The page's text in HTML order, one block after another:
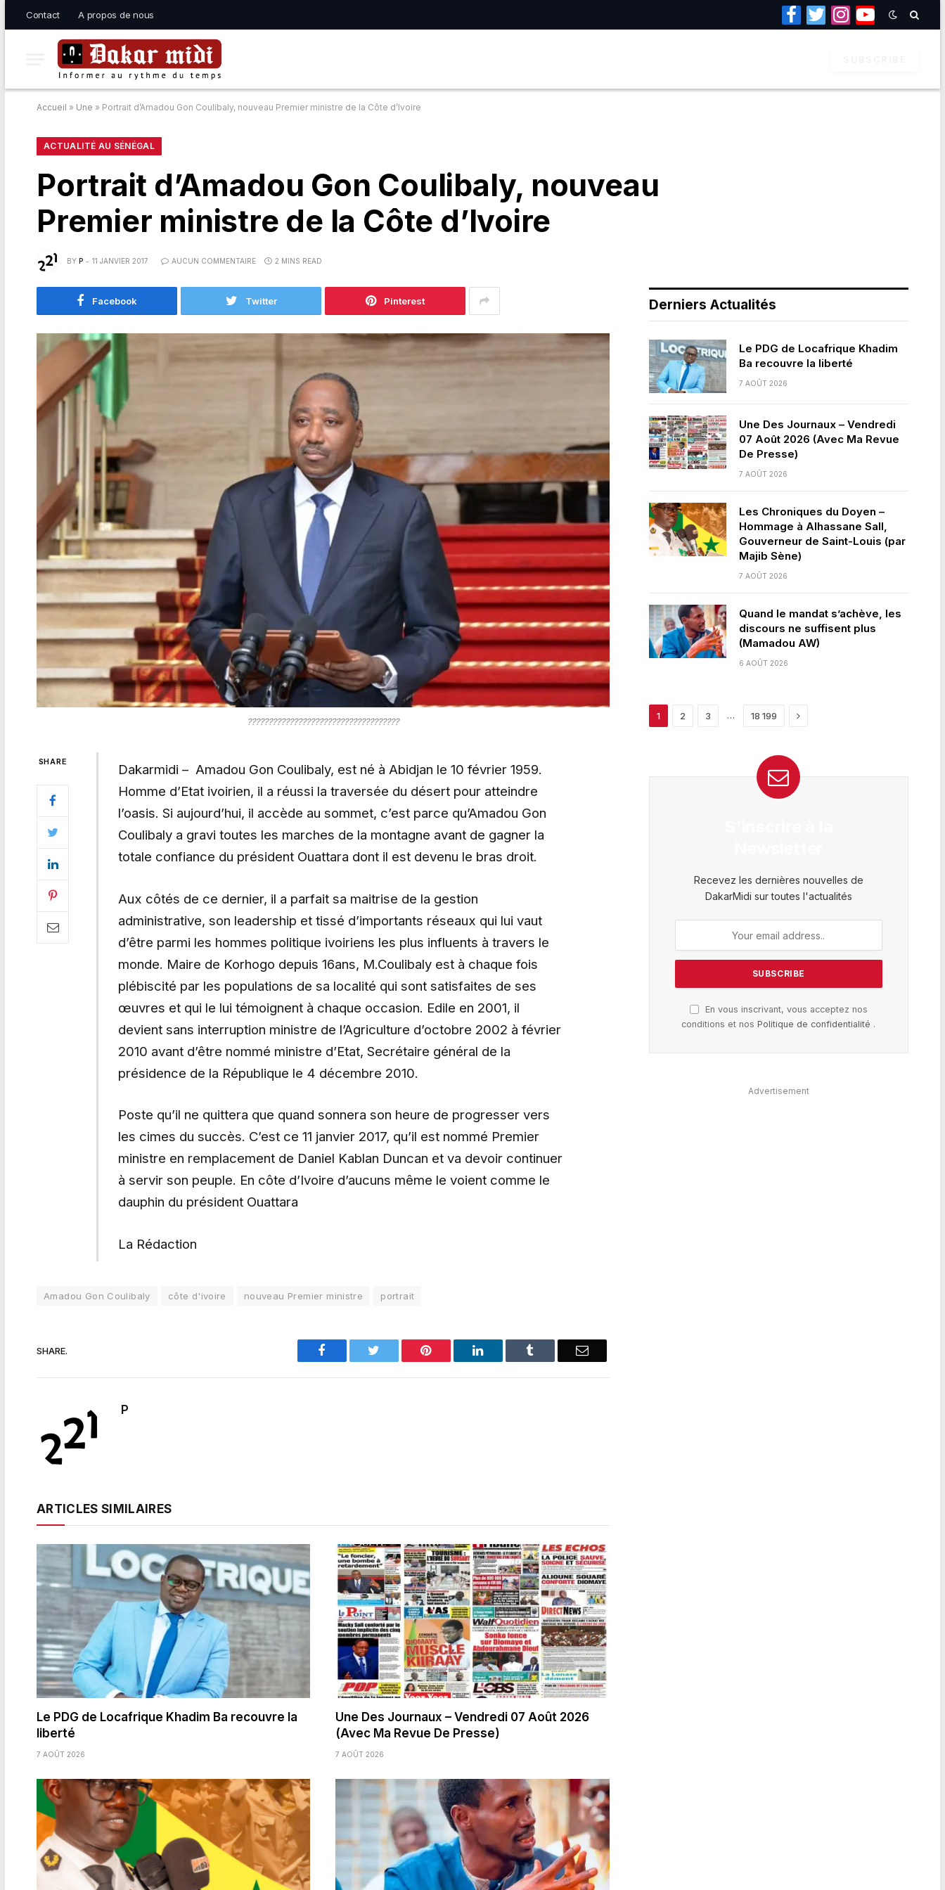
Contact A propos de nous
Facebook
TwitterInstagramYouTube
Accueil » Une » Portrait d’Amadou Gon Coulibaly, nouveau Premier ministre de la Côte d’Ivoire
ACTUALITÉ AU SÉNÉGAL
Portrait d’Amadou Gon Coulibaly, nouveau
Premier ministre de la Côte d’Ivoire
BY P 11 JANVIER 2017 AUCUN COMMENTAIRE 2 MINS READ
Facebook Twitter Pinterest
????????????????????????????????????
SHARE
Dakarmidi – Amadou Gon Coulibaly, est né à Abidjan le 10 février 1959.
Homme d’Etat ivoirien, il a réussi la traversée du désert pour atteindre
l’oasis. Si aujourd’hui, il accède au sommet, c’est parce qu’Amadou Gon
Coulibaly a gravi toutes les marches de la montagne avant de gagner la
totale confiance du président Ouattara dont il est devenu le bras droit.
Aux côtés de ce dernier, il a parfait sa maitrise de la gestion
administrative, son leadership et tissé d’importants réseaux qui lui vaut
d’être parmi les hommes politique ivoiriens les plus influents à travers le
monde. Maire de Korhogo depuis 16ans, M.Coulibaly est à chaque fois
plébiscité par les populations de sa localité qui sont satisfaites de ses
œuvres et qui le lui témoignent à chaque occasion. Edile en 2001, il
devient sans interruption ministre de l’Agriculture d’octobre 2002 à février
2010 avant d’être nommé ministre d’Etat, Secrétaire général de la
présidence de la République le 4 décembre 2010.
Poste qu’il ne quittera que quand sonnera son heure de progresser vers
les cimes du succès. C’est ce 11 janvier 2017, qu’il est nommé Premier
ministre en remplacement de Daniel Kablan Duncan et va devoir continuer
à servir son peuple. En côte d’Ivoire d’aucuns même le voient comme le
dauphin du président Ouattara
La Rédaction
Amadou Gon Coulibaly côte d'ivoire nouveau Premier ministre portrait
SHARE. Facebook Pinterest LinkedIn Email
P
ARTICLES SIMILAIRES
Le PDG de Locafrique Khadim Ba recouvre la
liberté
7 AOÛT 2026
Une Des Journaux – Vendredi 07 Août 2026
(Avec Ma Revue De Presse)
7 AOÛT 2026
Derniers Actualités
Le PDG de Locafrique Khadim
Ba recouvre la liberté
7 AOÛT 2026
Une Des Journaux – Vendredi
07 Août 2026 (Avec Ma Revue
De Presse)
7 AOÛT 2026
Les Chroniques du Doyen –
Hommage à Alhassane Sall,
Gouverneur de Saint-Louis (par
Majib Sène)
7 AOÛT 2026
Quand le mandat s’achève, les
discours ne suffisent plus
(Mamadou AW)
6 AOÛT 2026
1 2 3 … 18 199 Next
Recevez les dernières nouvelles de
DakarMidi sur toutes l'actualités
En vous inscrivant, vous acceptez nos
conditions et nosPolitique de confidentialité .
Advertisement